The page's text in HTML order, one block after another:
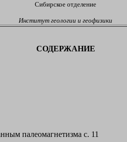
Сибирское отделение
Институт геологии и геофизики
СОДЕРЖАНИЕ
палеомагнетизма с. 11